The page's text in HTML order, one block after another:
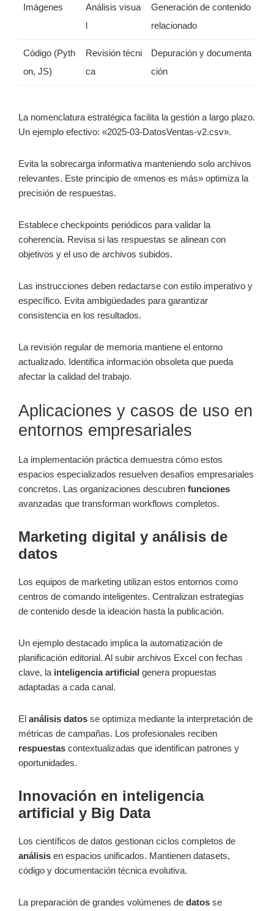
Imágenes
Análisis visua
Generación de contenido
relacionado
Código (Pyth
on, JS)
Revisión técni
ca
Depuración y documenta
ción
La nomenclatura estratégica facilita la gestión a largo plazo.
Un ejemplo efectivo: «2025-03-DatosVentas-v2.csv».
Evita la sobrecarga informativa manteniendo solo archivos
relevantes. Este principio de «menos es más» optimiza la
precisión de respuestas.
Establece checkpoints periódicos para validar la
coherencia. Revisa si las respuestas se alinean con
objetivos y el uso de archivos subidos.
Las instrucciones deben redactarse con estilo imperativo y
específico. Evita ambigüedades para garantizar
consistencia en los resultados.
La revisión regular de memoria mantiene el entorno
actualizado. Identifica información obsoleta que pueda
afectar la calidad del trabajo.
Aplicaciones y casos de uso en
entornos empresariales
La implementación práctica demuestra cómo estos
espacios especializados resuelven desafíos empresariales
concretos. Las organizaciones descubren funciones
avanzadas que transforman workflows completos.
Marketing digital y análisis de
datos
Los equipos de marketing utilizan estos entornos como
centros de comando inteligentes. Centralizan estrategias
de contenido desde la ideación hasta la publicación.
Un ejemplo destacado implica la automatización de
planificación editorial. Al subir archivos Excel con fechas
clave, la inteligencia artificial genera propuestas
adaptadas a cada canal.
El análisis datos se optimiza mediante la interpretación de
métricas de campañas. Los profesionales reciben
respuestas contextualizadas que identifican patrones y
oportunidades.
Innovación en inteligencia
artificial y Big Data
Los científicos de datos gestionan ciclos completos de
análisis en espacios unificados. Mantienen datasets,
código y documentación técnica evolutiva.
La preparación de grandes volúmenes de datos se